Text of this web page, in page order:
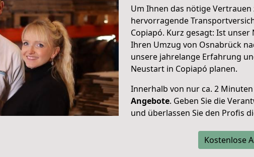
Um Ihnen das nötige
hervorragende
Copiapó. Kurz gesagt: Ist unser
Ihren Umzug von Osnabrück
unsere jahrelange Erfahrung
Neustart in Copiapó planen.
Innerhalb von nur ca. 2
Angebote. Geben Sie die
und überlassen Sie den Profis
Kostenlose